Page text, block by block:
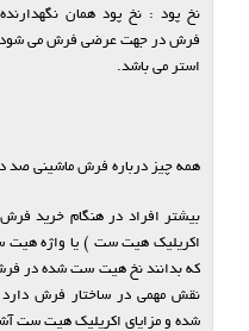
نخ پود : نخ پود همان
فرش در جهت عرضی فرش می شود .
استر می باشد.
همه چیز درباره فرش ماشینی صد
بیشتر افراد در هنگام خرید
اکریلیک هیت ست ) یا واژه هیت
که بدانند نخ هیت ست شده در
نقش مهمی در ساختار فرش
شده و مزایای اکریلیک هیت ست